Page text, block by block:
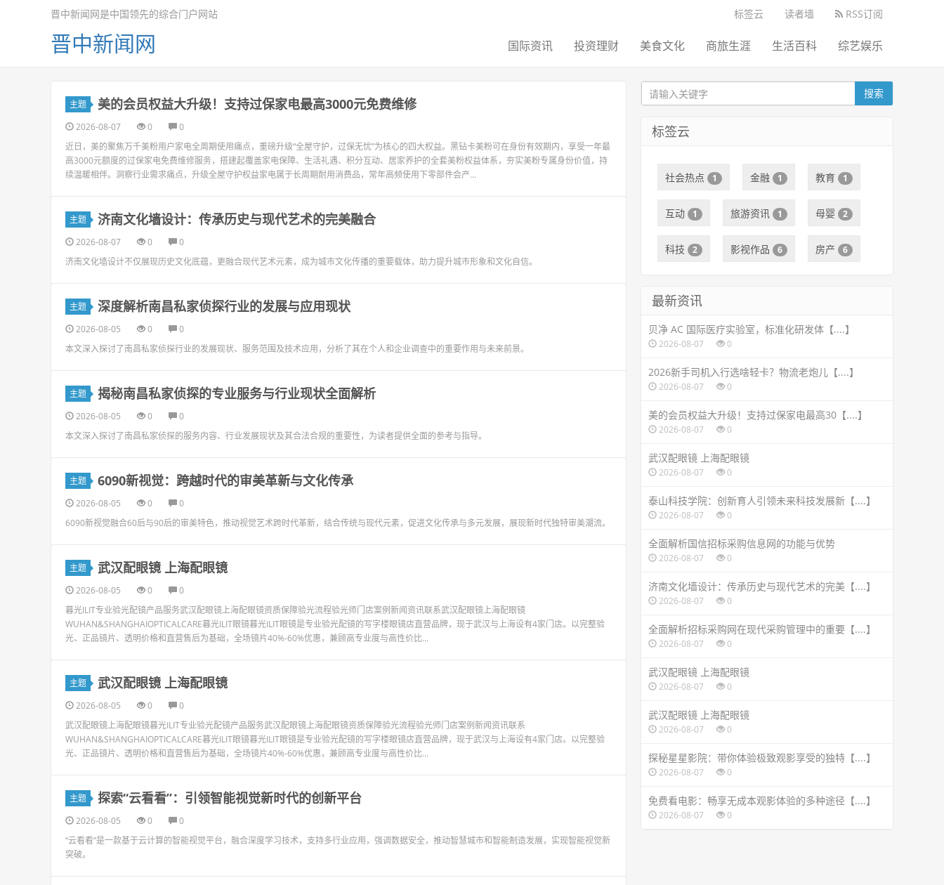
标签云 读者墙 RSS订阅
晋中新闻网是中国领先的综合门户网站
晋中新闻网 国际资讯 投资理财 美食文化 商旅生涯 生活百科 综艺娱乐
主题 美的会员权益大升级！支持过保家电最高3000元免费维修
2026-08-07 0
0
近日，美的聚焦万千美粉用户家电全周期使用痛点，重磅升级“全屋守护，过保无忧”为核心的四大权益。黑钻卡美粉可在身份有效期内，享受一年最
高3000元额度的过保家电免费维修服务，搭建起覆盖家电保障、生活礼遇、积分互动、居家养护的全套美粉权益体系，夯实美粉专属身份价值，持
续温暖相伴。洞察行业需求痛点，升级全屋守护权益家电属于长周期耐用消费品，常年高频使用下零部件会产...
主题 济南文化墙设计：传承历史与现代艺术的完美融合
2026-08-07 0
0
济南文化墙设计不仅展现历史文化底蕴，更融合现代艺术元素，成为城市文化传播的重要载体，助力提升城市形象和文化自信。
主题 深度解析南昌私家侦探行业的发展与应用现状
2026-08-05 0
0
本文深入探讨了南昌私家侦探行业的发展现状、服务范围及技术应用，分析了其在个人和企业调查中的重要作用与未来前景。
主题 揭秘南昌私家侦探的专业服务与行业现状全面解析
2026-08-05 0
0
本文深入探讨了南昌私家侦探的服务内容、行业发展现状及其合法合规的重要性，为读者提供全面的参考与指导。
主题 6090新视觉：跨越时代的审美革新与文化传承
2026-08-05 0
0
6090新视觉融合60后与90后的审美特色，推动视觉艺术跨时代革新，结合传统与现代元素，促进文化传承与多元发展，展现新时代独特审美潮流。
主题 武汉配眼镜 上海配眼镜
2026-08-05 0
0
暮光ILIT专业验光配镜产品服务武汉配眼镜上海配眼镜资质保障验光流程验光师门店案例新闻资讯联系武汉配眼镜上海配眼镜
WUHAN&SHANGHAIOPTICALCARE暮光ILIT眼镜暮光ILIT眼镜是专业验光配镜的写字楼眼镜店直营品牌，现于武汉与上海设有4家门店。以完整验
光、正品镜片、透明价格和直营售后为基础，全场镜片40%-60%优惠，兼顾高专业度与高性价比...
主题 武汉配眼镜 上海配眼镜
2026-08-05 0
0
武汉配眼镜上海配眼镜暮光ILIT专业验光配镜产品服务武汉配眼镜上海配眼镜资质保障验光流程验光师门店案例新闻资讯联系
WUHAN&SHANGHAIOPTICALCARE暮光ILIT眼镜暮光ILIT眼镜是专业验光配镜的写字楼眼镜店直营品牌，现于武汉与上海设有4家门店。以完整验
光、正品镜片、透明价格和直营售后为基础，全场镜片40%-60%优惠，兼顾高专业度与高性价比...
主题 探索“云看看”：引领智能视觉新时代的创新平台
2026-08-05 0
0
“云看看”是一款基于云计算的智能视觉平台，融合深度学习技术，支持多行业应用，强调数据安全，推动智慧城市和智能制造发展，实现智能视觉新
突破。
搜索
标签云
社会热点 1 金融 1 教育 1
互动 1 旅游资讯 1 母婴 2
科技 2 影视作品 6 房产 6
最新资讯
贝净 AC 国际医疗实验室，标准化研发体【....】
2026-08-07 0
2026新手司机入行选啥轻卡？物流老炮儿【....】
2026-08-07 0
美的会员权益大升级！支持过保家电最高30【....】
2026-08-07 0
武汉配眼镜 上海配眼镜
2026-08-07 0
泰山科技学院：创新育人引领未来科技发展新【....】
2026-08-07 0
全面解析国信招标采购信息网的功能与优势
2026-08-07 0
济南文化墙设计：传承历史与现代艺术的完美【....】
2026-08-07 0
全面解析招标采购网在现代采购管理中的重要【....】
2026-08-07 0
武汉配眼镜 上海配眼镜
2026-08-07 0
武汉配眼镜 上海配眼镜
2026-08-07 0
探秘星星影院：带你体验极致观影享受的独特【....】
2026-08-07 0
免费看电影：畅享无成本观影体验的多种途径【....】
2026-08-07 0